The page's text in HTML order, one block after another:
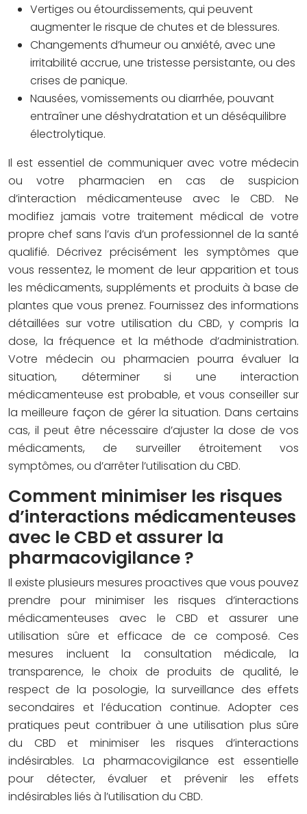
Vertiges ou étourdissements, qui peuvent
augmenter le risque de chutes et de blessures.
Changements d’humeur ou anxiété, avec une
irritabilité accrue, une tristesse persistante, ou des
crises de panique.
Nausées, vomissements ou diarrhée, pouvant
entraîner une déshydratation et un déséquilibre
électrolytique.
Il est essentiel de communiquer avec votre médecin
ou votre pharmacien en cas de suspicion
d’interaction médicamenteuse avec le CBD. Ne
modifiez jamais votre traitement médical de votre
propre chef sans l’avis d’un professionnel de la santé
qualifié. Décrivez précisément les symptômes que
vous ressentez, le moment de leur apparition et tous
les médicaments, suppléments et produits à base de
plantes que vous prenez. Fournissez des informations
détaillées sur votre utilisation du CBD, y compris la
dose, la fréquence et la méthode d’administration.
Votre médecin ou pharmacien pourra évaluer la
situation, déterminer si une interaction
médicamenteuse est probable, et vous conseiller sur
la meilleure façon de gérer la situation. Dans certains
cas, il peut être nécessaire d’ajuster la dose de vos
médicaments, de surveiller étroitement vos
symptômes, ou d’arrêter l’utilisation du CBD.
Comment minimiser les risques
d’interactions médicamenteuses
avec le CBD et assurer la
pharmacovigilance ?
Il existe plusieurs mesures proactives que vous pouvez
prendre pour minimiser les risques d’interactions
médicamenteuses avec le CBD et assurer une
utilisation sûre et efficace de ce composé. Ces
mesures incluent la consultation médicale, la
transparence, le choix de produits de qualité, le
respect de la posologie, la surveillance des effets
secondaires et l’éducation continue. Adopter ces
pratiques peut contribuer à une utilisation plus sûre
du CBD et minimiser les risques d’interactions
indésirables. La pharmacovigilance est essentielle
pour détecter, évaluer et prévenir les effets
indésirables liés à l’utilisation du CBD.